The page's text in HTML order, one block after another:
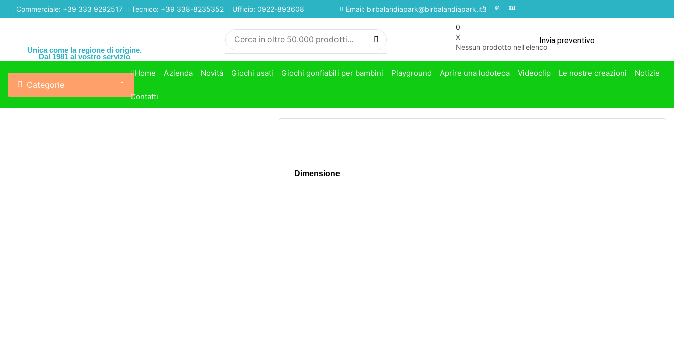
Commerciale: +39 333 9292517 Tecnico: +39 338-8235352 Ufficio: 0922-893608 Email: birbalandiapark@birbalandiapark.it
Unica come la regione di origine.
Dal 1981 al vostro servizio
0
X
Nessun prodotto nell'elenco
Invia preventivo
Categorie
Home Azienda Novità Giochi usati Giochi gonfiabili per bambini Playground Aprire una ludoteca Videoclip Le nostre creazioni Notizie
Contatti
Dimensione